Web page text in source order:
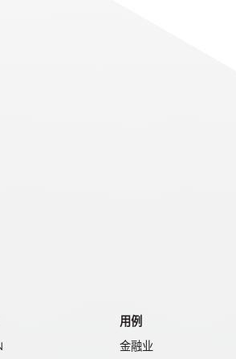
用例
金融业